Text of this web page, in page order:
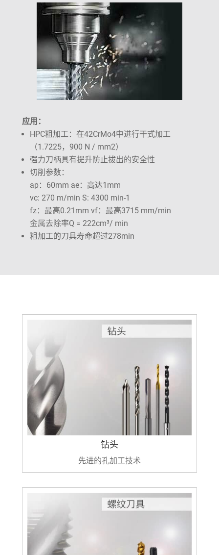
应用：
HPC粗加工：在42CrMo4中进行干式加工
（1.7225，900 N / mm2）
强力刀柄具有提升防止拔出的安全性
切削参数：
ap：60mm ae：高达1mm
vc: 270 m/min S: 4300 min-1
fz：最高0.21mm vf：最高3715 mm/min
金属去除率Q = 222cm³/ min
粗加工的刀具寿命超过278min
钻头
先进的孔加工技术